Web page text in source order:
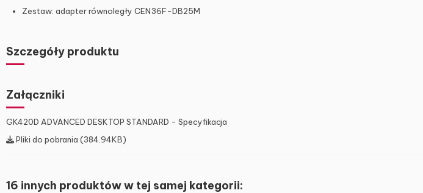
Zestaw: adapter równoległy CEN36F-DB25M
Szczegóły produktu
Załączniki
GK420D ADVANCED DESKTOP STANDARD - Specyfikacja
Pliki do pobrania (384.94KB)
16 innych produktów w tej samej kategorii: